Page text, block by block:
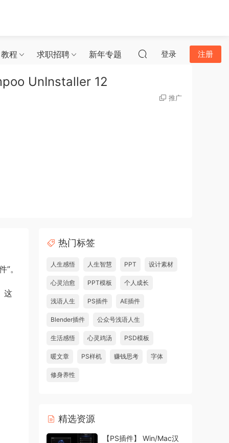
程 求职招聘 新年专题 登录 注册
UnInstaller 12
推广
。
这
热门标签
人生感悟 人生智慧 PPT 设计素材
心灵治愈 PPT模板 个人成长
浅语人生 PS插件 AE插件
Blender插件 公众号浅语人生
生活感悟 心灵鸡汤 PSD模板
暖文章 PS样机 赚钱思考 字体
修身养性
精选资源
【PS插件】 Win/Mac汉